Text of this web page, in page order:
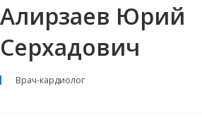
Алирзаев Юрий
Серхадович
Врач-кардиолог